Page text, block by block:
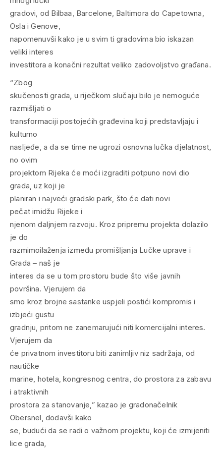
gradovi, od Bilbaa, Barcelone, Baltimora do Capetowna,
Osla i Genove,
napomenuvši kako je u svim ti gradovima bio iskazan
veliki interes
investitora a konačni rezultat veliko zadovoljstvo građana.
“Zbog
skučenosti grada, u riječkom slučaju bilo je nemoguće
razmišljati o
transformaciji postojećih građevina koji predstavljaju i
kulturno
nasljeđe, a da se time ne ugrozi osnovna lučka djelatnost,
no ovim
projektom Rijeka će moći izgraditi potpuno novi dio
grada, uz koji je
planiran i najveći gradski park, što će dati novi
pečat imidžu Rijeke i
njenom daljnjem razvoju. Kroz pripremu projekta dolazilo
je do
razmimoilaženja između promišljanja Lučke uprave i
Grada – naš je
interes da se u tom prostoru bude što više javnih
površina. Vjerujem da
smo kroz brojne sastanke uspjeli postići kompromis i
izbjeći gustu
gradnju, pritom ne zanemarujući niti komercijalni interes.
Vjerujem da
će privatnom investitoru biti zanimljiv niz sadržaja, od
nautičke
marine, hotela, kongresnog centra, do prostora za zabavu
i atraktivnih
prostora za stanovanje,” kazao je gradonačelnik
Obersnel, dodavši kako
se, budući da se radi o važnom projektu, koji će izmijeniti
lice grada,